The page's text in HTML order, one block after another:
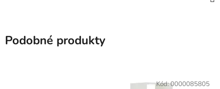
Podobné produkty
Kód:0000085805